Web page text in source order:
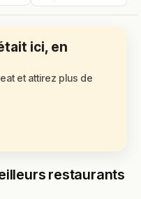
ici, en
et attirez plus de
restaurants